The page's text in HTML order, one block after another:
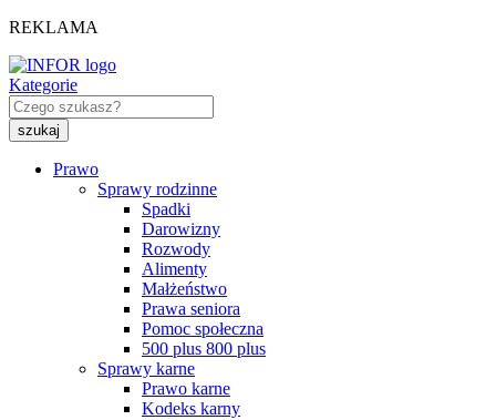
REKLAMA
Kategorie
Prawo
Sprawy rodzinne
Spadki
Darowizny
Rozwody
Alimenty
Małżeństwo
Prawa seniora
Pomoc społeczna
500 plus 800 plus
Sprawy karne
Prawo karne
Kodeks karny